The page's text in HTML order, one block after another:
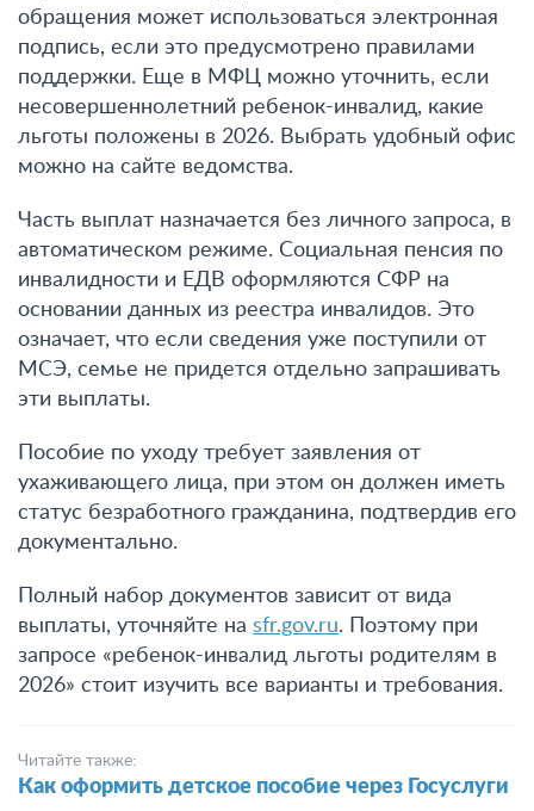
обращения может использоваться электронная
подпись, если это предусмотрено правилами
поддержки. Еще в МФЦ можно уточнить, если
несовершеннолетний ребенок-инвалид, какие
льготы положены в 2026. Выбрать удобный офис
можно на сайте ведомства.
Часть выплат назначается без личного запроса, в
автоматическом режиме. Социальная пенсия по
инвалидности и ЕДВ оформляются СФР на
основании данных из реестра инвалидов. Это
означает, что если сведения уже поступили от
МСЭ, семье не придется отдельно запрашивать
эти выплаты.
Пособие по уходу требует заявления от
ухаживающего лица, при этом он должен иметь
статус безработного гражданина, подтвердив его
документально.
Полный набор документов зависит от вида
выплаты, уточняйте на sfr.gov.ru. Поэтому при
запросе «ребенок-инвалид льготы родителям в
2026» стоит изучить все варианты и требования.
Читайте также:
Как оформить детское пособие через Госуслуги